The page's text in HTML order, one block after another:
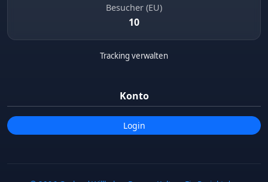
Besucher (EU)
10
Tracking verwalten
Konto
Login